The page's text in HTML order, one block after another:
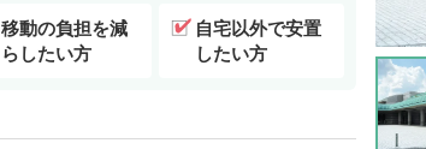
移動の負担を減
らしたい方
自宅以外で安置
したい方